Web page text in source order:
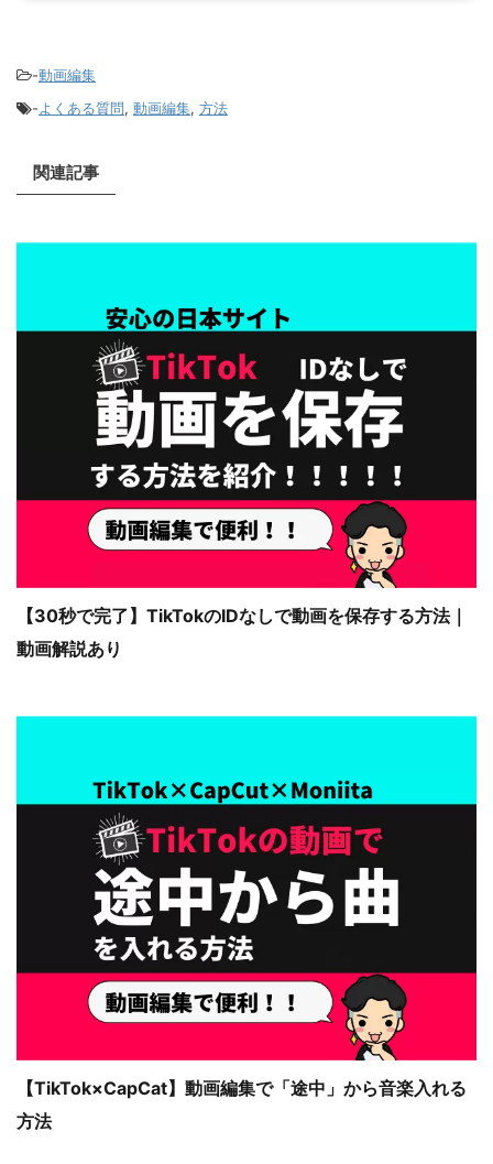
-動画編集
-よくある質問, 動画編集, 方法
関連記事
【30秒で完了】TikTokのIDなしで動画を保存する方法｜
動画解説あり
【TikTok×CapCat】動画編集で「途中」から音楽入れる
方法